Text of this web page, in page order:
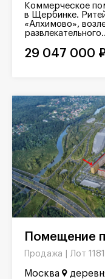
Коммерческое
в Щербинке.
«Алхимово»,
29 047 000
Помещение
Продажа | Лот
Москва